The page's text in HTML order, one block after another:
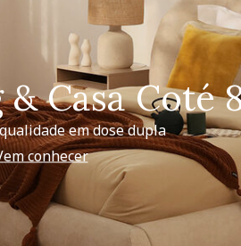
Casa Coté
em dose dupla
conhecer